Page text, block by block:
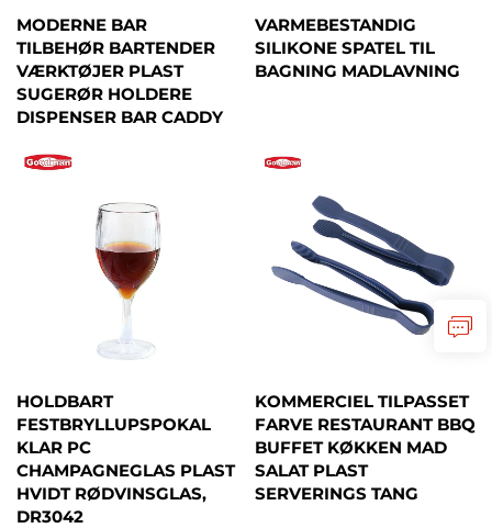
MODERNE BAR
TILBEHØR BARTENDER
VÆRKTØJER PLAST
SUGERØR HOLDERE
DISPENSER BAR CADDY
VARMEBESTANDIG
SILIKONE SPATEL TIL
BAGNING MADLAVNING
HOLDBART
FESTBRYLLUPSPOKAL
KLAR PC
CHAMPAGNEGLAS PLAST
HVIDT RØDVINSGLAS,
DR3042
KOMMERCIEL TILPASSET
FARVE RESTAURANT BBQ
BUFFET KØKKEN MAD
SALAT PLAST
SERVERINGS TANG